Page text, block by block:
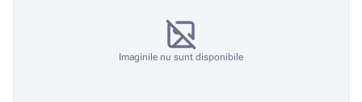
Imaginile nu sunt disponibile